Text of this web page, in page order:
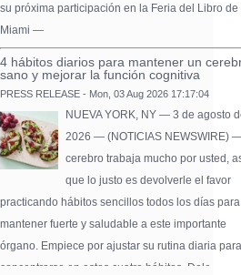
su próxima participación en la Feria del Libro de
Miami —
4 hábitos diarios para mantener un
sano y mejorar la función cognitiva
PRESS RELEASE - Mon, 03 Aug 2026 17:17:04
NUEVA YORK, NY — 3 de agosto
2026 — (NOTICIAS NEWSWIRE)
cerebro trabaja mucho por usted,
que lo justo es devolverle el favor
practicando hábitos sencillos todos los días para
mantener fuerte y saludable a este importante
órgano. Empiece por ajustar su rutina diaria
concentrarse en estos cuatro hábitos. Dele …